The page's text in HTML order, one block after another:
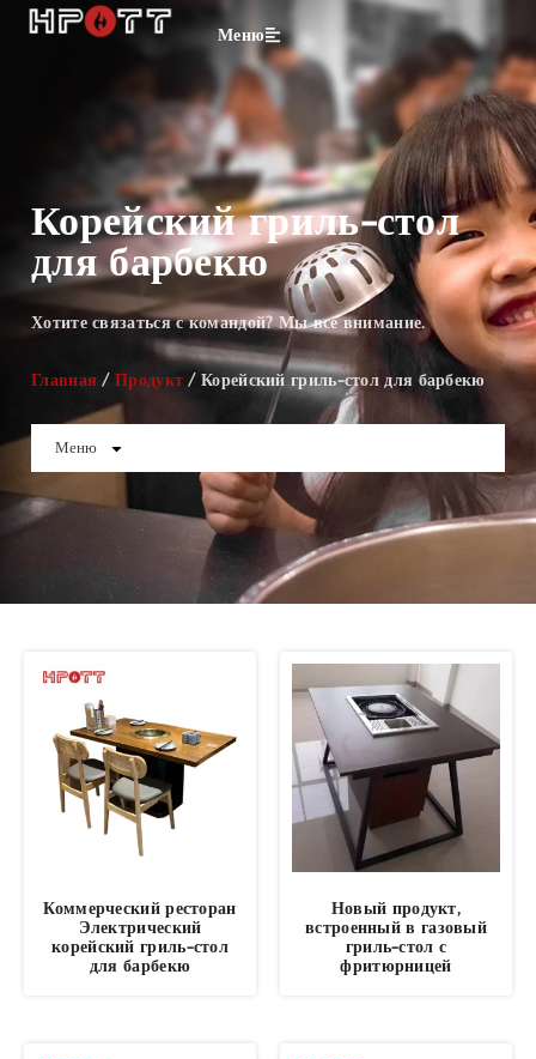
Меню
Корейский гриль-стол
для барбекю
Хотите связаться с командой? Мы все внимание.
Главная /Продукт / Корейский гриль-стол для барбекю
Меню
Коммерческий ресторан
Электрический
корейский гриль-стол
для барбекю
Новый продукт,
встроенный в газовый
гриль-стол с
фритюрницей